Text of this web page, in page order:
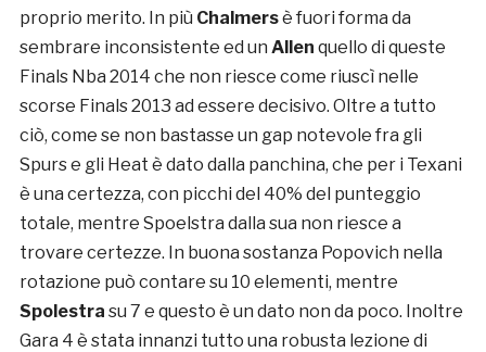
proprio merito. In più Chalmersè fuori forma da
sembrare inconsistente ed un Allen quello di queste
Finals Nba 2014 che non riesce come riuscì nelle
scorse Finals 2013 ad essere decisivo. Oltre a tutto
ciò, come se non bastasse un gap notevole fra gli
Spurs e gli Heat è dato dalla panchina, che per i Texani
è una certezza, con picchi del 40% del punteggio
totale, mentre Spoelstra dalla sua non riesce a
trovare certezze. In buona sostanza Popovich nella
rotazione può contare su 10 elementi, mentre
Spolestra su 7 e questo è un dato non da poco. Inoltre
Gara 4 è stata innanzi tutto una robusta lezione di